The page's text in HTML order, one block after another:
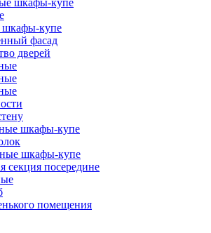
шкафы-купе
шкафы-купе
фасад
дверей
шкафы-купе
шкафы-купе
секция посередине
помещения